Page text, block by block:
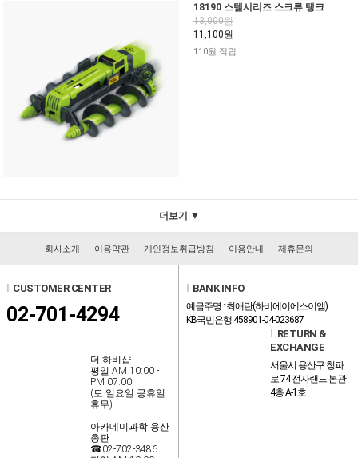
18190 스템시리즈 스크류 탱크
13,000원
11,100원
110원 적립
더보기 ▼
회사소개 이용약관 개인정보취급방침 이용안내 제휴문의
l CUSTOMER CENTER
02-701-4294
더 하비샵
평일 AM 10:00 -
PM 07:00
(토.일요일.공휴일
휴무)
아카데미과학 용산
총판
☎02-702-3486
l BANK INFO
예금주명 : 최애란(하비에이에스이엠)
KB국민은행 458901-04-023687
l RETURN &
EXCHANGE
서울시 용산구 청파
로 74 전자랜드 본관
4층 A-1호